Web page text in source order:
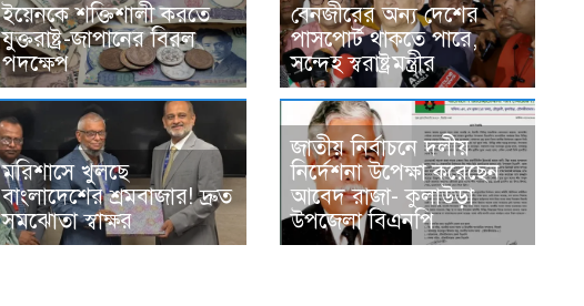
ইয়েনকে শক্তিশালী করতে
যুক্তরাষ্ট্র-জাপানের বিরল
পদক্ষেপ
বেনজীরের অন্য দেশের
পাসপোর্ট থাকতে পারে,
সন্দেহ স্বরাষ্ট্রমন্ত্রীর
মরিশাসে খুলছে
বাংলাদেশের শ্রমবাজার! দ্রুত
সমঝোতা স্বাক্ষর
জাতীয় নির্বাচনে দলীয়
নির্দেশনা উপেক্ষা করেছেন
আবেদ রাজা- কুলাউড়া
উপজেলা বিএনপি